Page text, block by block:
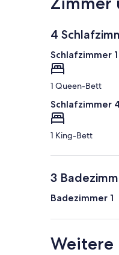
4
Schlafzimmer 1
1 Queen-Bett
Schlafzimmer
1 King-Bett
3
Badezimmer 1
Weitere